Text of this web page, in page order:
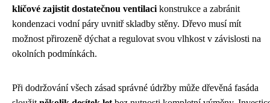
klíčové zajistit dostatečnou ventilaci konstrukce a zabránit
kondenzaci vodní páry uvnitř skladby stěny. Dřevo musí mít
možnost přirozeně dýchat a regulovat svou vlhkost v závislosti na
okolních podmínkách.
Při dodržování všech zásad správné údržby může dřevěná fasáda